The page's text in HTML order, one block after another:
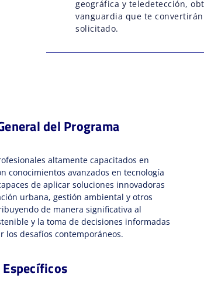
geográfica y teledetección,
vanguardia que te
solicitado.
del Programa
altamente capacitados en
conocimientos avanzados en tecnología
de aplicar soluciones innovadoras
urbana, gestión ambiental y otros
de manera significativa al
y la toma de decisiones informadas
los desafíos contemporáneos.